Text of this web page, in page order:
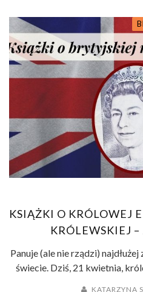
KSIĄŻKI O KRÓLOWEJ
KRÓLEWSKIEJ
Panuje (ale nie rządzi)
świecie. Dziś, 21 kwietnia,
KATARZYNA